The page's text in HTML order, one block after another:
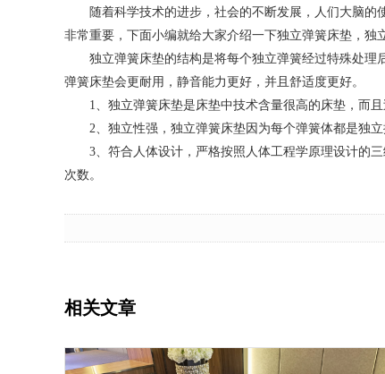
随着科学技术的进步，社会的不断发展，人们大脑的
非常重要，下面小编就给大家介绍一下独立弹簧床垫，
独立弹簧床垫的结构是将每个独立弹簧经过特殊处理
弹簧床垫会更耐用，静音能力更好，并且舒适度更好。
1、独立弹簧床垫是床垫中技术含量很高的床垫，而且
2、独立性强，独立弹簧床垫因为每个弹簧体都是独立
3、符合人体设计，严格按照人体工程学原理设计的三
次数。
相关文章